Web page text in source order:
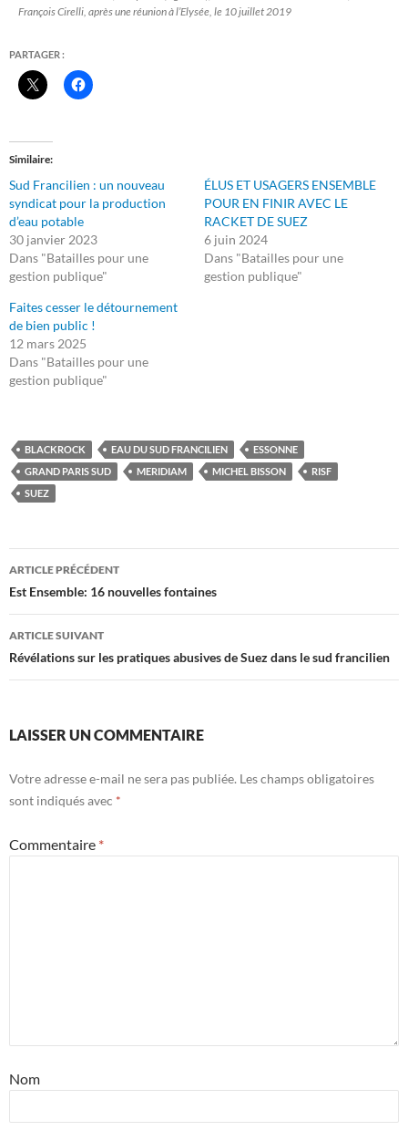
François Cirelli, après une réunion à l’Elysée, le 10 juillet 2019
PARTAGER :
Similaire
Sud Francilien : un nouveau
syndicat pour la production
d’eau potable
30 janvier 2023
Dans "Batailles pour une
gestion publique"
ÉLUS ET USAGERS ENSEMBLE
POUR EN FINIR AVEC LE
RACKET DE SUEZ
6 juin 2024
Dans "Batailles pour une
gestion publique"
Faites cesser le détournement
de bien public !
12 mars 2025
Dans "Batailles pour une
gestion publique"
BLACKROCK EAU DU SUD FRANCILIEN
ESSONNE
GRAND PARIS SUD
MERIDIAM MICHEL BISSON
RISF
SUEZ
Navigation
des
articles
ARTICLE PRÉCÉDENT
Est Ensemble: 16 nouvelles fontaines
ARTICLE SUIVANT
Révélations sur les pratiques abusives de Suez dans le sud francilien
LAISSER UN COMMENTAIRE
Votre adresse e-mail ne sera pas publiée. Les champs obligatoires
sont indiqués avec *
Commentaire *
Nom